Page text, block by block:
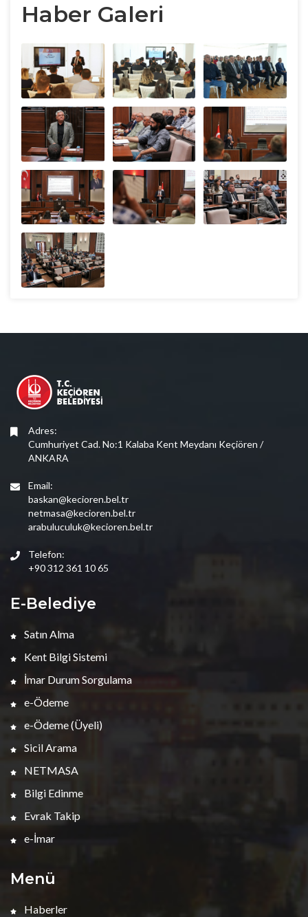
Haber Galeri
Adres:
Cumhuriyet Cad. No:1 Kalaba Kent Meydanı Keçiören /
ANKARA
Email:
baskan@kecioren.bel.tr
netmasa@kecioren.bel.tr
arabuluculuk@kecioren.bel.tr
Telefon:
+90 312 361 10 65
E-Belediye
Satın Alma
Kent Bilgi Sistemi
İmar Durum Sorgulama
e-Ödeme
e-Ödeme (Üyeli)
Sicil Arama
NETMASA
Bilgi Edinme
Evrak Takip
e-İmar
Menü
Haberler